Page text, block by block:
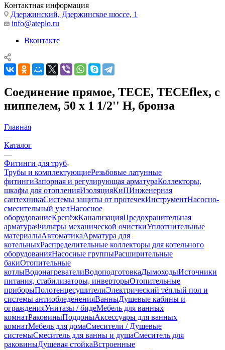
Контактная информация
Дзержинский, Дзержинское шоссе, 1
info@ateplo.ru
Вконтакте
Соединение прямое, TECE, TECEflex, с
ниппелем, 50 х 1 1/2'' Н, бронза
Главная
—
Каталог
—
Фитинги для труб
Трубы и комплектующиеРезьбовые латунные
фитингиЗапорная и регулирующая арматураКоллекторы,
шкафы для отопленияИзоляцияКиПИнженерная
сантехникаСистемы защиты от протечекИнструментНасосно-
смесительный узелНасосное
оборудованиеКрепёжКанализацияПредохранительная
арматураФильтры механической очисткиУплотнительные
материалыАвтоматикаАрматура для
котельныхРаспределительные коллекторы для котельного
оборудованияНасосные группыРасширительные
бакиОтопительные
котлыВодонагревателиВодоподготовкаДымоходыИсточники
питания, стабилизаторы, инверторыОтопительные
приборыПолотенцесушителиЭлектрический тёплый пол и
системы антиобледененияВанныДушевые кабины и
огражденияУнитазы / бидеМебель для ванных
комнатРаковиныПоддоныАксессуары для ванных
комнатМебель для домаСмесители / Душевые
системыСмеситель для ванны и душаСмеситель для
раковиныДушевая стойкаВстроенные